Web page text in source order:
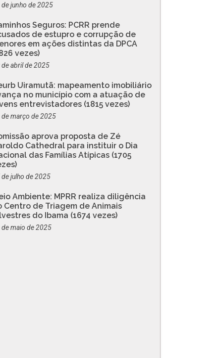
de junho de 2025
Seguros: PCRR prende
de estupro e corrupção de
em ações distintas da DPCA
vezes)
de abril de 2025
Uiramutã: mapeamento imobiliário
no município com a atuação de
entrevistadores (1815 vezes)
de março de 2025
aprova proposta de Zé
Cathedral para instituir o Dia
das Famílias Atípicas (1705
de julho de 2025
Ambiente: MPRR realiza diligência
Centro de Triagem de Animais
do Ibama (1674 vezes)
de maio de 2025